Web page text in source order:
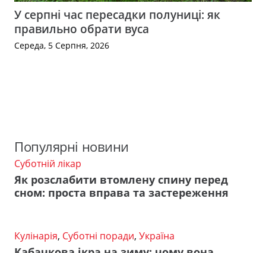
У серпні час пересадки полуниці: як
правильно обрати вуса
Середа, 5 Серпня, 2026
Популярні новини
Суботній лікар
Як розслабити втомлену спину перед
сном: проста вправа та застереження
Кулінарія, Суботні поради, Україна